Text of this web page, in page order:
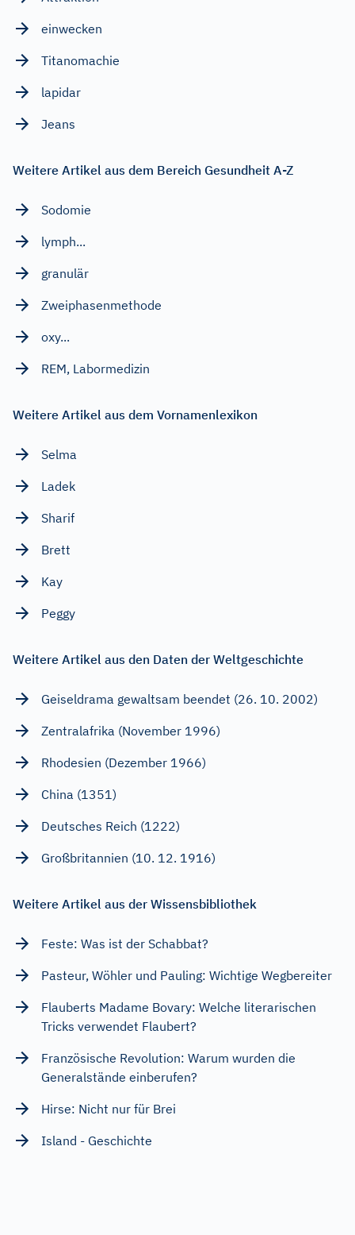
einwecken
Titanomachie
lapidar
Jeans
Weitere Artikel aus dem Bereich Gesundheit A-Z
Sodomie
lymph...
granulär
Zweiphasenmethode
oxy...
REM, Labormedizin
Weitere Artikel aus dem Vornamenlexikon
Selma
Ladek
Sharif
Brett
Kay
Peggy
Weitere Artikel aus den Daten der Weltgeschichte
Geiseldrama gewaltsam beendet (26. 10. 2002)
Zentralafrika (November 1996)
Rhodesien (Dezember 1966)
China (1351)
Deutsches Reich (1222)
Großbritannien (10. 12. 1916)
Weitere Artikel aus der Wissensbibliothek
Feste: Was ist der Schabbat?
Pasteur, Wöhler und Pauling: Wichtige Wegbereiter
Flauberts Madame Bovary: Welche literarischen
Tricks verwendet Flaubert?
Französische Revolution: Warum wurden die
Generalstände einberufen?
Hirse: Nicht nur für Brei
Island - Geschichte